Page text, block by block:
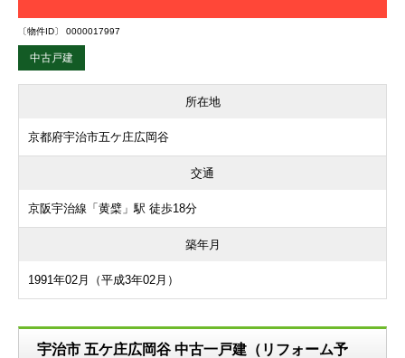
〔物件ID〕 0000017997
中古戸建
所在地
京都府宇治市五ケ庄広岡谷
交通
京阪宇治線「黄檗」駅 徒歩18分
築年月
1991年02月（平成3年02月）
宇治市 五ケ庄広岡谷 中古一戸建（リフォーム予